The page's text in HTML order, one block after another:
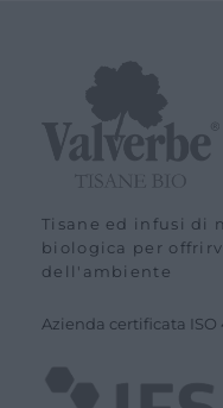
Tisane ed infusi di
biologica per
dell'ambiente
Azienda certiﬁcata ISO